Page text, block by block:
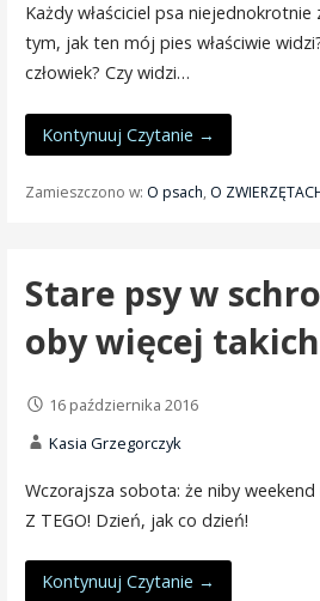
Każdy właściciel psa niejednokrotnie
tym, jak ten mój pies właściwie
człowiek? Czy widzi…
Kontynuuj Czytanie →
Zamieszczono w: O psach, O
Stare psy w
oby więcej
16 października 2016
Kasia Grzegorczyk
Wczorajsza sobota: że niby
Z TEGO! Dzień, jak co dzień!
Kontynuuj Czytanie →